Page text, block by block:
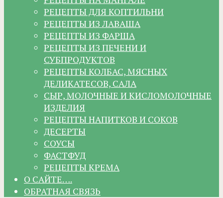
РЕЦЕПТЫ ДЛЯ КОПТИЛЬНИ
РЕЦЕПТЫ ИЗ ЛАВАША
РЕЦЕПТЫ ИЗ ФАРША
РЕЦЕПТЫ ИЗ ПЕЧЕНИ И
СУБПРОДУКТОВ
РЕЦЕПТЫ КОЛБАС, МЯСНЫХ
ДЕЛИКАТЕСОВ, САЛА
СЫР, МОЛОЧНЫЕ И КИСЛОМОЛОЧНЫЕ
ИЗДЕЛИЯ
РЕЦЕПТЫ НАПИТКОВ И СОКОВ
ДЕСЕРТЫ
СОУСЫ
ФАСТФУД
РЕЦЕПТЫ КРЕМА
О САЙТЕ….
ОБРАТНАЯ СВЯЗЬ